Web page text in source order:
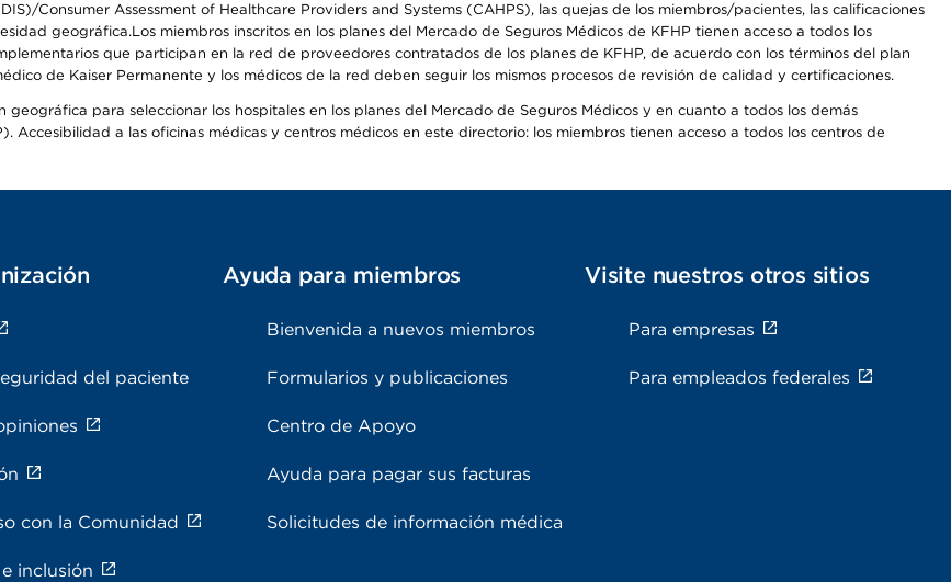
Consumer Assessment of Healthcare Providers and Systems (CAHPS), las quejas de los miembros/pacientes, las calificaciones
geográfica.Los miembros inscritos en los planes del Mercado de Seguros Médicos de KFHP tienen acceso a todos los
que participan en la red de proveedores contratados de los planes de KFHP, de acuerdo con los términos del plan
de Kaiser Permanente y los médicos de la red deben seguir los mismos procesos de revisión de calidad y certificaciones.
para seleccionar los hospitales en los planes del Mercado de Seguros Médicos y en cuanto a todos los demás
a las oficinas médicas y centros médicos en este directorio: los miembros tienen acceso a todos los centros de
del paciente
con la Comunidad
inclusión
Ayuda para miembros
Bienvenida a nuevos miembros
Formularios y publicaciones
Centro de Apoyo
Ayuda para pagar sus facturas
Solicitudes de información médica
Visite nuestros otros sitios
Para empresas
Para empleados federales